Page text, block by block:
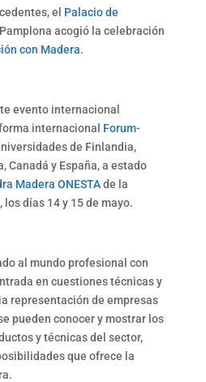
el Palacio de
acogió la celebración
con Madera.
evento internacional
internacional Forum-
de Finlandia,
Canadá y España, a estado
Madera ONESTAde la
días 14 y 15 de mayo.
al mundo profesional con
en cuestiones técnicas y
representación de empresas
pueden conocer y mostrar los
y técnicas del sector,
que ofrece la